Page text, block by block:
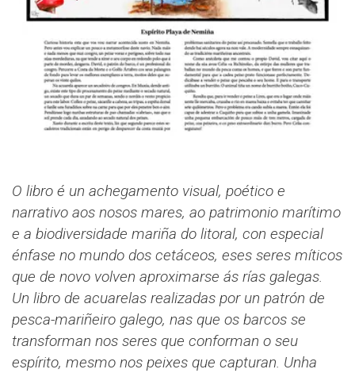
O libro é un achegamento visual, poético e
narrativo aos nosos mares, ao patrimonio marítimo
e a biodiversidade mariña do litoral, con especial
énfase no mundo dos cetáceos, eses seres míticos
que de novo volven aproximarse ás rías galegas.
Un libro de acuarelas realizadas por un patrón de
pesca-mariñeiro galego, nas que os barcos se
transforman nos seres que conforman o seu
espírito, mesmo nos peixes que capturan. Unha